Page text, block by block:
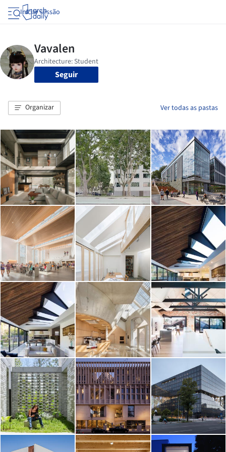
Iniciar sessão
Seguir
Organizar Ver todas as pastas